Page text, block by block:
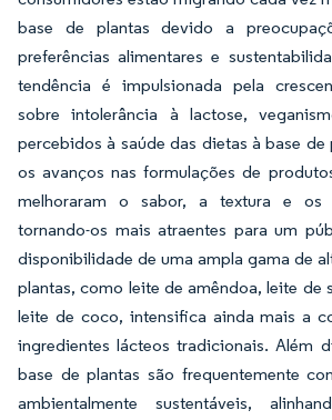
base de plantas devido a
preferências alimentares e
tendência é impulsionada pela
sobre intolerância à lactose,
percebidos à saúde das dietas à base de
os avanços nas formulações de
melhoraram o sabor, a textura e os
tornando-os mais atraentes para um
disponibilidade de uma ampla gama de
plantas, como leite de amêndoa, leite de
leite de coco, intensifica ainda mais a
ingredientes lácteos tradicionais. Além
base de plantas são frequentemente
ambientalmente sustentáveis,